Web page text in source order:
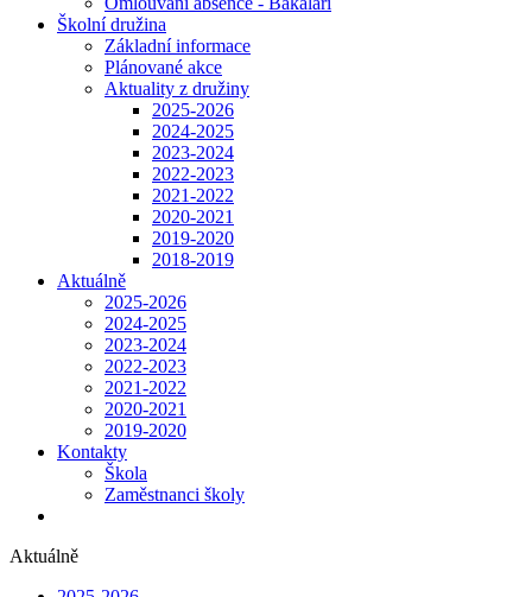
Školní družina
Základní informace
Plánované akce
Aktuality z družiny
2025-2026
2024-2025
2023-2024
2022-2023
2021-2022
2020-2021
2019-2020
2018-2019
Aktuálně
2025-2026
2024-2025
2023-2024
2022-2023
2021-2022
2020-2021
2019-2020
Kontakty
Škola
Zaměstnanci školy
Aktuálně